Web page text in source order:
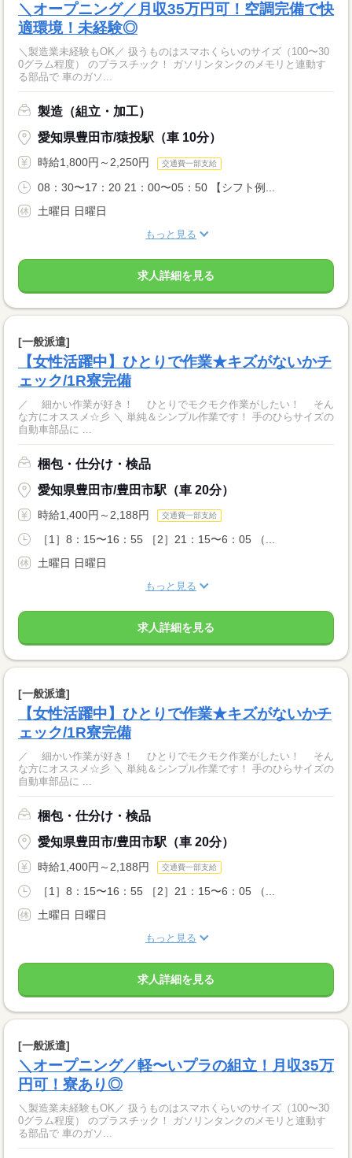
＼オープニング／月収35万円可！空調完備で快
適環境！未経験◎
＼製造業未経験もOK／ 扱うものはスマホくらいのサイズ（100〜30
0グラム程度） のプラスチック！ ガソリンタンクのメモリと連動す
る部品で 車のガソ...
製造（組立・加工）
愛知県豊田市/猿投駅（車 10分）
時給1,800円～2,250円 交通費一部支給
08：30〜17：20 21：00〜05：50 【シフト例...
土曜日 日曜日
もっと見る
求人詳細を見る
[一般派遣]
【女性活躍中】ひとりで作業★キズがないかチ
ェック/1R寮完備
／ 細かい作業が好き！ ひとりでモクモク作業がしたい！ そん
な方にオススメ☆彡 ＼ 単純＆シンプル作業です！ 手のひらサイズの
自動車部品に ...
梱包・仕分け・検品
愛知県豊田市/豊田市駅（車 20分）
時給1,400円～2,188円 交通費一部支給
［1］8：15〜16：55 ［2］21：15〜6：05 （...
土曜日 日曜日
もっと見る
求人詳細を見る
[一般派遣]
【女性活躍中】ひとりで作業★キズがないかチ
ェック/1R寮完備
／ 細かい作業が好き！ ひとりでモクモク作業がしたい！ そん
な方にオススメ☆彡 ＼ 単純＆シンプル作業です！ 手のひらサイズの
自動車部品に ...
梱包・仕分け・検品
愛知県豊田市/豊田市駅（車 20分）
時給1,400円～2,188円 交通費一部支給
［1］8：15〜16：55 ［2］21：15〜6：05 （...
土曜日 日曜日
もっと見る
求人詳細を見る
[一般派遣]
＼オープニング／軽〜いプラの組立！月収35万
円可！寮あり◎
＼製造業未経験もOK／ 扱うものはスマホくらいのサイズ（100〜30
0グラム程度） のプラスチック！ ガソリンタンクのメモリと連動す
る部品で 車のガソ...